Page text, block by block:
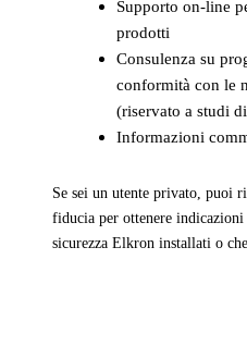
Supporto on-line
prodotti
Consulenza su
conformità con le
(riservato a studi
Informazioni
Se sei un utente privato, puoi
fiducia per ottenere
sicurezza Elkron installati o